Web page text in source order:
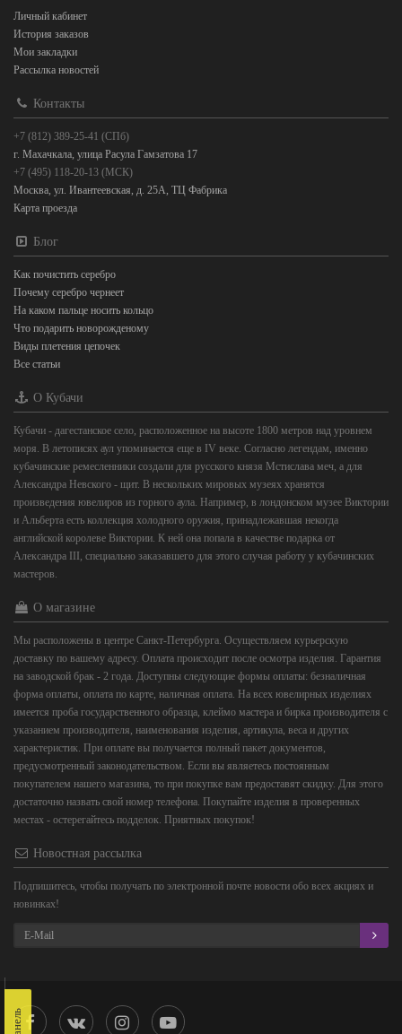
Личный кабинет
История заказов
Мои закладки
Рассылка новостей
Контакты
+7 (812) 389-25-41 (СПб)
г. Махачкала, улица Расула Гамзатова 17
+7 (495) 118-20-13 (МСК)
Москва, ул. Ивантеевская, д. 25А, ТЦ Фабрика
Карта проезда
Блог
Как почистить серебро
Почему серебро чернеет
На каком пальце носить кольцо
Что подарить новорожденому
Виды плетения цепочек
Все статьи
О Кубачи
Кубачи - дагестанское село, расположенное на высоте 1800 метров над уровнем
моря. В летописях аул упоминается еще в IV веке. Согласно легендам, именно
кубачинские ремесленники создали для русского князя Мстислава меч, а для
Александра Невского - щит. В нескольких мировых музеях хранятся
произведения ювелиров из горного аула. Например, в лондонском музее Виктории
и Альберта есть коллекция холодного оружия, принадлежавшая некогда
английской королеве Виктории. К ней она попала в качестве подарка от
Александра III, специально заказавшего для этого случая работу у кубачинских
мастеров.
О магазине
Мы расположены в центре Санкт-Петербурга. Осуществляем курьерскую
доставку по вашему адресу. Оплата происходит после осмотра изделия. Гарантия
на заводской брак - 2 года. Доступны следующие формы оплаты: безналичная
форма оплаты, оплата по карте, наличная оплата. На всех ювелирных изделиях
имеется проба государственного образца, клеймо мастера и бирка производителя с
указанием производителя, наименования изделия, артикула, веса и других
характеристик. При оплате вы получается полный пакет документов,
предусмотренный законодательством. Если вы являетесь постоянным
покупателем нашего магазина, то при покупке вам предоставят скидку. Для этого
достаточно назвать свой номер телефона. Покупайте изделия в проверенных
местах - остерегайтесь подделок. Приятных покупок!
Новостная рассылка
Подпишитесь, чтобы получать по электронной почте новости обо всех акциях и
новинках!